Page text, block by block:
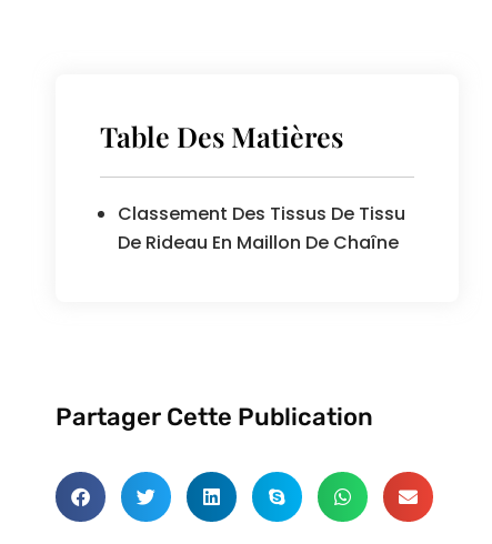
Table Des Matières
Classement Des Tissus De Tissu
De Rideau En Maillon De Chaîne
Partager Cette Publication